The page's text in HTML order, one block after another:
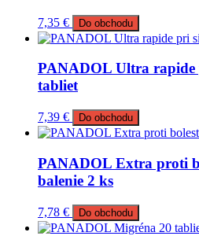
7,35 € Do obchodu
PANADOL Ultra rapide
tabliet
7,39 € Do obchodu
PANADOL Extra proti
balenie 2 ks
7,78 € Do obchodu